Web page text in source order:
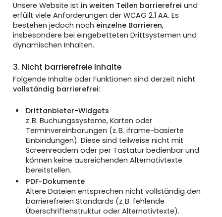
Unsere Website ist in weiten Teilen barrierefrei und
erfüllt viele Anforderungen der WCAG 2.1 AA. Es
bestehen jedoch noch einzelne Barrieren,
insbesondere bei eingebetteten Drittsystemen und
dynamischen Inhalten.
3. Nicht barrierefreie Inhalte
Folgende Inhalte oder Funktionen sind derzeit nicht
vollständig barrierefrei:
Drittanbieter-Widgets
z. B. Buchungssysteme, Karten oder
Terminvereinbarungen (z. B. iframe-basierte
Einbindungen). Diese sind teilweise nicht mit
Screenreadern oder per Tastatur bedienbar und
können keine ausreichenden Alternativtexte
bereitstellen.
PDF-Dokumente
Ältere Dateien entsprechen nicht vollständig den
barrierefreien Standards (z. B. fehlende
Überschriftenstruktur oder Alternativtexte).